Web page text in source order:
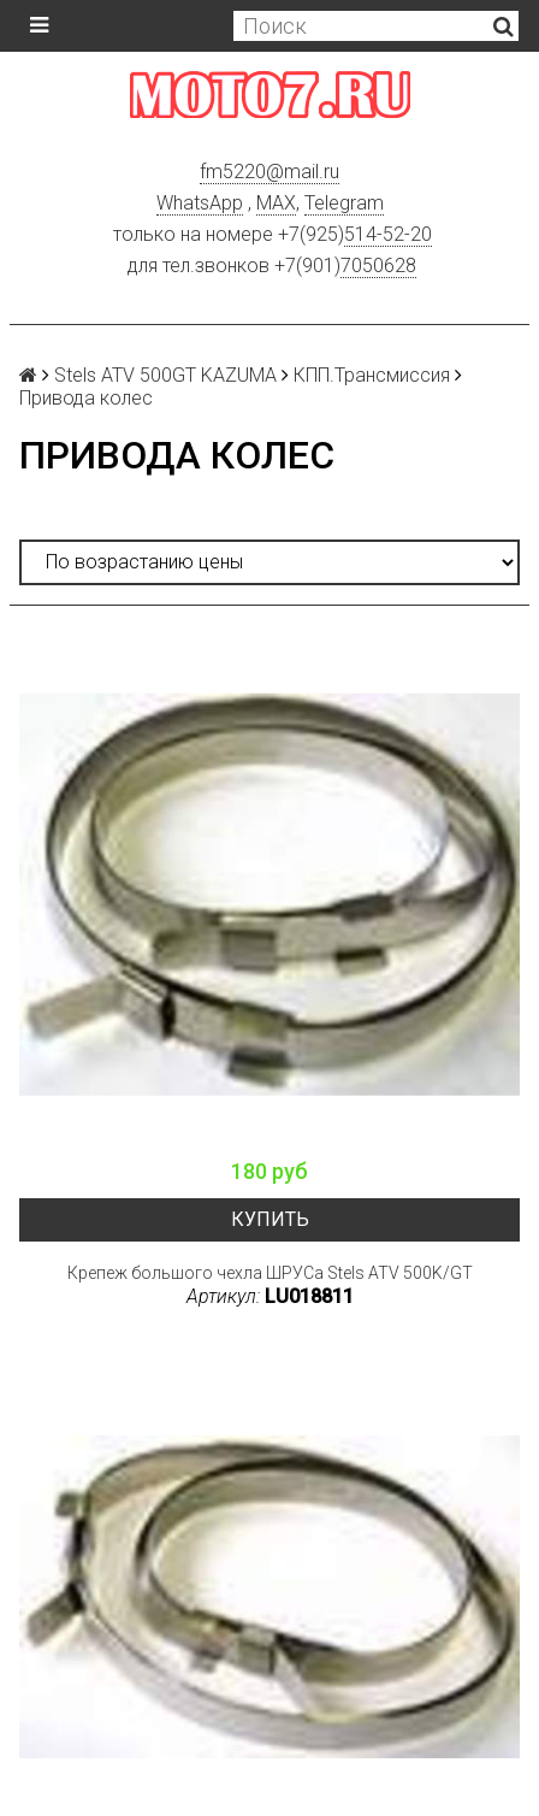
fm5220@mail.ru
WhatsApp , MAX, Telegram
только на номере +7(925)514-52-20
для тел.звонков +7(901)7050628
Stels ATV 500GT KAZUMA
КПП.Трансмиссия
Привода колес
ПРИВОДА КОЛЕС
180 руб
КУПИТЬ
Крепеж большого чехла ШРУСа Stels ATV 500K/GT
Артикул: LU018811